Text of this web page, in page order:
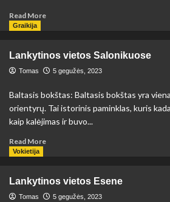
Read MoreRead
vietos
Kretoje
Graikija
Lankytinos vietos Salonikuose
Tomas 5 gegužės, 2023
Baltasis bokštas: Baltasis bokštas yra
orientyrų. Tai istorinis paminklas, kuris
kaip kalėjimas ir buvo...
Read MoreRead
vietos
Salonikuose
Vokietija
Lankytinos vietos Esene
Tomas 5 gegužės, 2023